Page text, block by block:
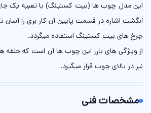
این مدل چوب ها (بیت کستینگ) با تعبيه یک
انگشت اشاره در قسمت پایین آن کار بری را آسان
چرخ های بیت کستینگ استفاده میگردد.
از ویژگی های بارز این چوب ها آن است که حلقه
نیز در بالای چوب قرار میگیرد.
مشخصات فنی